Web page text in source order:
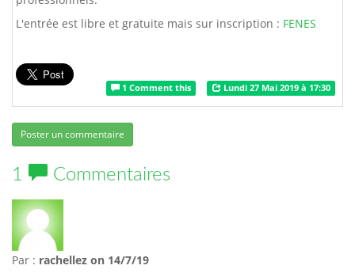
L'entrée est libre et gratuite mais sur inscription : FENES
1 Comment this Lundi 27 Mai 2019 à 17:30
Poster un commentaire
1 Commentaires
Par : rachellez on 14/7/19